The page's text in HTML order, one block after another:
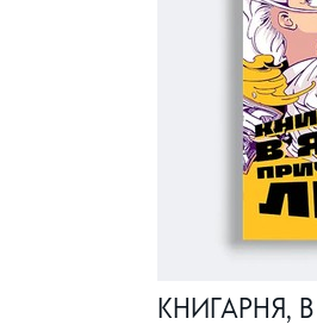
КНИГАРНЯ,